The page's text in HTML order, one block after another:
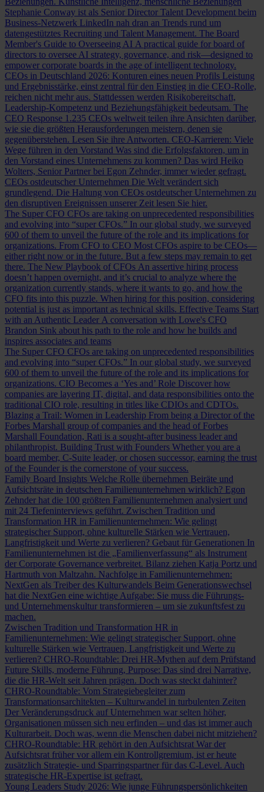
Stephanie Conway ist als Senior Director Talent Development beim
Business-Netzwerk LinkedIn nah dran an Trends rund um
datengestütztes Recruiting und Talent Management. The Board
Member's Guide to Overseeing AI A practical guide for board of
directors to oversee AI strategy, governance, and risk—designed to
empower corporate boards in the age of intelligent technology.
CEOs in Deutschland 2026: Konturen eines neuen Profils Leistung
und Ergebnisstärke, einst zentral für den Einstieg in die CEO-Rolle,
reichen nicht mehr aus. Stattdessen werden Risikobereitschaft,
Leadership-Kompetenz und Beziehungsfähigkeit bedeutsam. The
CEO Response 1.235 CEOs weltweit teilen ihre Ansichten darüber,
wie sie die größten Herausforderungen meistern, denen sie
gegenüberstehen. Lesen Sie ihre Antworten. CEO-Karrieren: Viele
Wege führen in den Vorstand Was sind die Erfolgsfaktoren, um in
den Vorstand eines Unternehmens zu kommen? Das wird Heiko
Wolters, Senior Partner bei Egon Zehnder, immer wieder gefragt.
CEOs ostdeutscher Unternehmen Die Welt verändert sich
grundlegend. Die Haltung von CEOs ostdeutscher Unternehmen zu
den disruptiven Ereignissen unserer Zeit lesen Sie hier.
The Super CFO CFOs are taking on unprecedented responsibilities
and evolving into “super CFOs.” In our global study, we surveyed
600 of them to unveil the future of the role and its implications for
organizations. From CFO to CEO Most CFOs aspire to be CEOs—
either right now or in the future. But a few steps may remain to get
there. The New Playbook of CFOs An assertive hiring process
doesn’t happen overnight, and it’s crucial to analyze where the
organization currently stands, where it wants to go, and how the
CFO fits into this puzzle. When hiring for this position, considering
potential is just as important as technical skills. Effective Teams Start
with an Authentic Leader A conversation with Lowe's CFO
Brandon Sink about his path to the role and how he builds and
inspires associates and teams
The Super CFO CFOs are taking on unprecedented responsibilities
and evolving into “super CFOs.” In our global study, we surveyed
600 of them to unveil the future of the role and its implications for
organizations. CIO Becomes a ‘Yes and’ Role Discover how
companies are layering IT, digital, and data responsibilities onto the
traditional CIO role, resulting in titles like CDIOs and CDTOs.
Blazing a Trail: Women in Leadership From being a Director of the
Forbes Marshall group of companies and the head of Forbes
Marshall Foundation, Rati is a sought-after business leader and
philanthropist. Building Trust with Founders Whether you are a
board member, C-Suite leader, or chosen successor, earning the trust
of the Founder is the cornerstone of your success.
Family Board Insights Welche Rolle übernehmen Beiräte und
Aufsichtsräte in deutschen Familienunternehmen wirklich? Egon
Zehnder hat die 100 größten Familienunternehmen analysiert und
mit 24 Tiefeninterviews geführt. Zwischen Tradition und
Transformation HR in Familienunternehmen: Wie gelingt
strategischer Support, ohne kulturelle Stärken wie Vertrauen,
Langfristigkeit und Werte zu verlieren? Gebaut für Generationen In
Familienunternehmen ist die „Familienverfassung“ als Instrument
der Corporate Governance verbreitet. Bilanz ziehen Katja Portz und
Hartmuth von Maltzahn. Nachfolge in Familienunternehmen:
NextGen als Treiber des Kulturwandels Beim Generationswechsel
hat die NextGen eine wichtige Aufgabe: Sie muss die Führungs-
und Unternehmenskultur transformieren – um sie zukunftsfest zu
machen.
Zwischen Tradition und Transformation HR in
Familienunternehmen: Wie gelingt strategischer Support, ohne
kulturelle Stärken wie Vertrauen, Langfristigkeit und Werte zu
verlieren? CHRO-Roundtable: Drei HR-Mythen auf dem Prüfstand
Future Skills, moderne Führung, Purpose: Das sind drei Narrative,
die die HR-Welt seit Jahren prägen. Doch was steckt dahinter?
CHRO-Roundtable: Vom Strategiebegleiter zum
Transformationsarchitekten – Kulturwandel in turbulenten Zeiten
Der Veränderungsdruck auf Unternehmen war selten höher,
Organisationen müssen sich neu erfinden – und das ist immer auch
Kulturarbeit. Doch was, wenn die Menschen dabei nicht mitziehen?
CHRO-Roundtable: HR gehört in den Aufsichtsrat War der
Aufsichtsrat früher vor allem ein Kontrollgremium, ist er heute
zusätzlich Strategie- und Sparringspartner für das C-Level. Auch
strategische HR-Expertise ist gefragt.
Young Leaders Study 2026: Wie junge Führungspersönlichkeiten